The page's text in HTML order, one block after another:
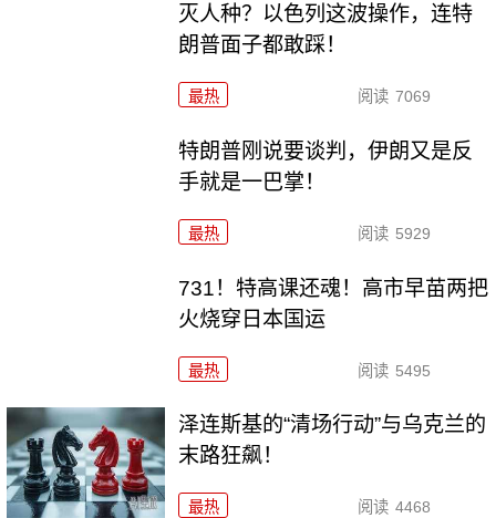
灭人种？以色列这波操作，连特
朗普面子都敢踩！
最热 阅读 7069
特朗普刚说要谈判，伊朗又是反
手就是一巴掌！
最热 阅读 5929
731！特高课还魂！高市早苗两把
火烧穿日本国运
最热 阅读 5495
泽连斯基的“清场行动”与乌克兰的
末路狂飙！
最热 阅读 4468